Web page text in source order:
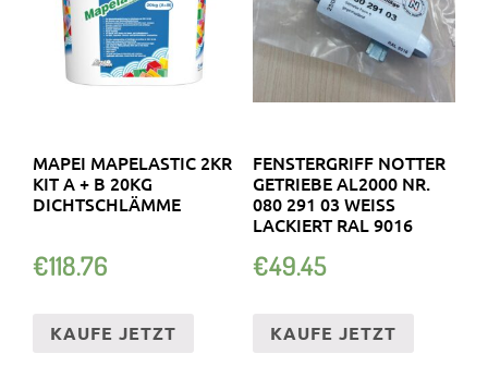
MAPEI MAPELASTIC 2KR
KIT A + B 20KG
DICHTSCHLÄMME
€118.76
KAUFE JETZT
FENSTERGRIFF NOTTER
GETRIEBE AL2000 NR.
080 291 03 WEISS L
ACKIERT RAL 9016
€49.45
KAUFE JETZT